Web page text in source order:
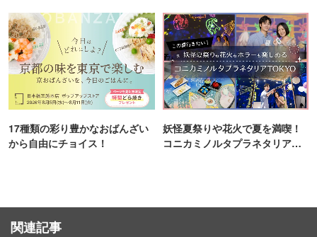
17種類の彩り豊かなおばんざい
から自由にチョイス！
妖怪夏祭りや花火で夏を満喫！
コニカミノルタプラネタリア
関連記事